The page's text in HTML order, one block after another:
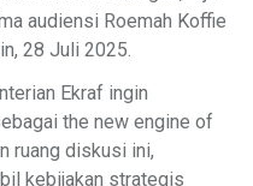
audiensi Roemah Koffie
28 Juli 2025.
Ekraf ingin
the new engine of
ruang diskusi ini,
kebijakan strategis